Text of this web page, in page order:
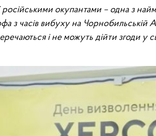
окупантами – одна з
з часів вибуху на
і не можуть дійти згоди у